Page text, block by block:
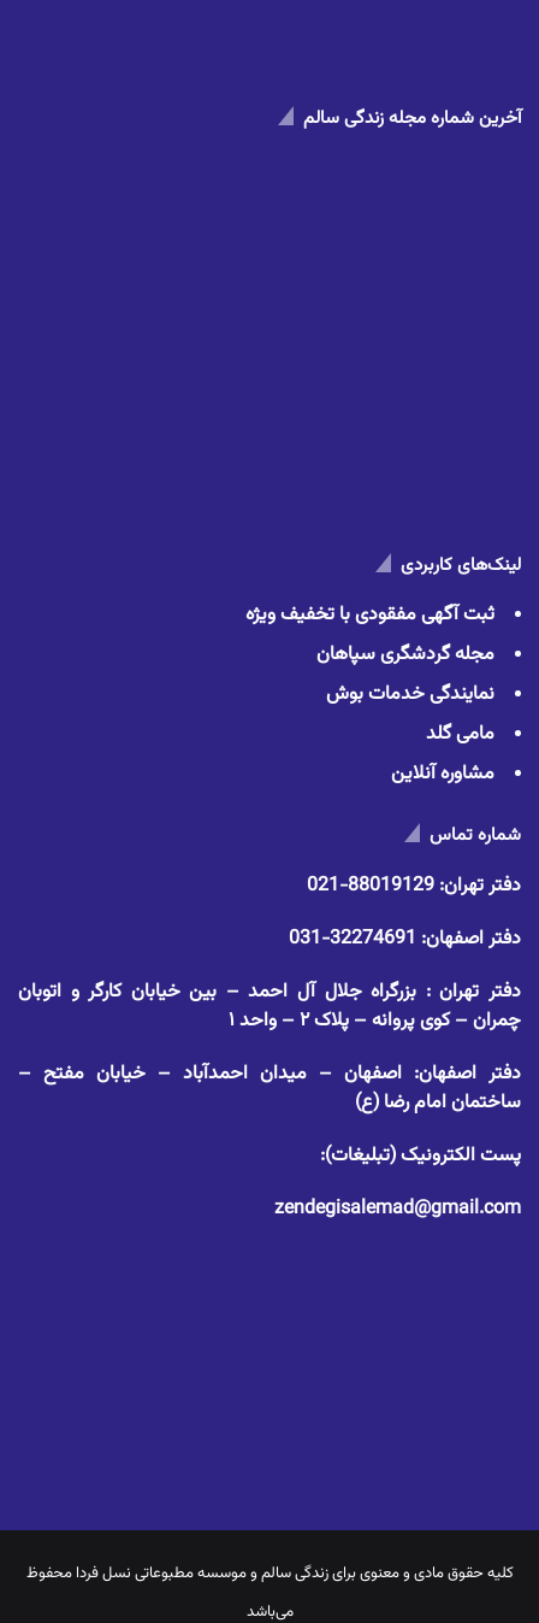
آخرین شماره مجله زندگی سالم
لینک‌های کاربردی
ثبت آگهی مفقودی با تخفیف ویژه
مجله گردشگری سپاهان
نمایندگی خدمات بوش
مامی گلد
مشاوره آنلاین
شماره تماس
دفتر تهران: 88019129-021
دفتر اصفهان: 32274691-031
دفتر تهران : بزرگراه جلال آل احمد – بین خیابان کارگر و اتوبان
چمران – کوی پروانه – پلاک ۲ – واحد ۱
دفتر اصفهان: اصفهان – میدان احمدآباد – خیابان مفتح –
ساختمان امام رضا (ع)
پست الکترونیک (تبلیغات):
zendegisalemad@gmail.com
کلیه حقوق مادی و معنوی برایزندگی سالم و موسسه مطبوعاتی نسل فردا محفوظ
می‌باشد